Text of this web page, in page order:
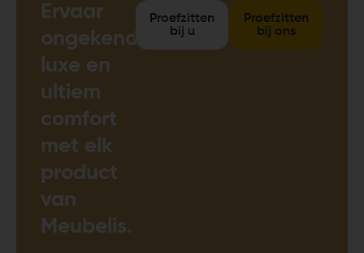
Ervaar
ongekende
luxe en
ultiem
comfort
met elk
product
van
Meubelis.
Proefzitten
bij u
Proefzitten
bij ons